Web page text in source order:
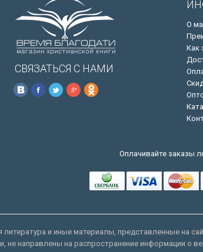
СВЯЗАТЬСЯ С НАМИ
О
Как
Оплачивайте заказы
литература и иные материалы, представленные на
не направлены на распространение информации о